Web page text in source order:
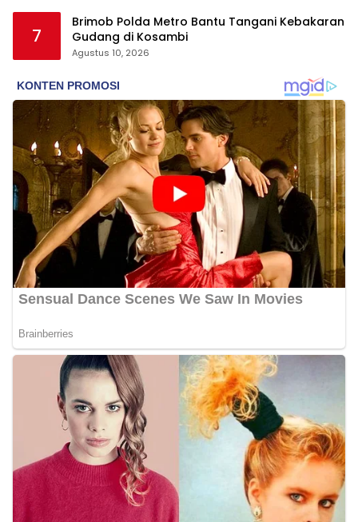
7
Brimob Polda Metro Bantu Tangani Kebakaran
Gudang di Kosambi
Agustus 10, 2026